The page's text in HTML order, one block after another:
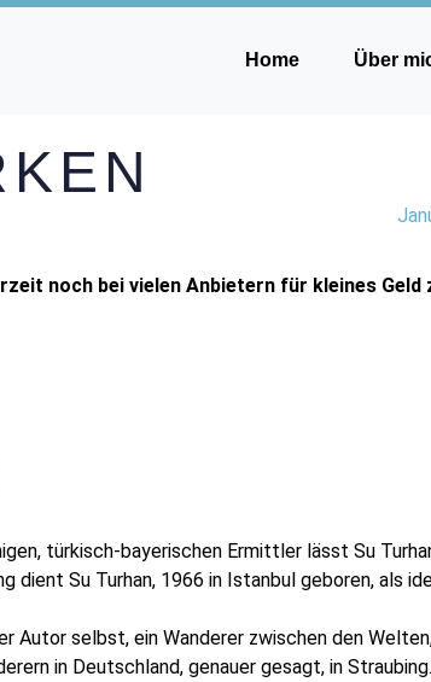
Home Über
noch bei vielen Anbietern für kleines Geld
türkisch-bayerischen Ermittler lässt Su
Su Turhan, 1966 in Istanbul geboren, als
Autor selbst, ein Wanderer zwischen den
in Deutschland, genauer gesagt, in